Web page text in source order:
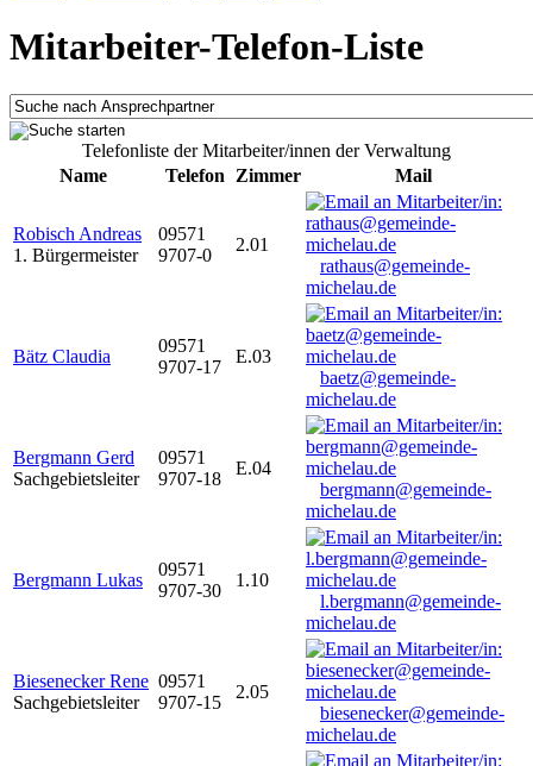
Mitarbeiter-Telefon-Liste
Telefonliste der Mitarbeiter/innen der Verwaltung
Name
Telefon Zimmer Mail
Robisch Andreas
1. Bürgermeister
09571
9707-0
2.01
rathaus@gemeinde-
michelau.de
Bätz Claudia
09571
9707-17
E.03
baetz@gemeinde-
michelau.de
Bergmann Gerd
Sachgebietsleiter
09571
9707-18
E.04
bergmann@gemeinde-
michelau.de
Bergmann Lukas
09571
9707-30
1.10
l.bergmann@gemeinde-
michelau.de
Biesenecker Rene
Sachgebietsleiter
09571
9707-15
2.05
biesenecker@gemeinde-
michelau.de